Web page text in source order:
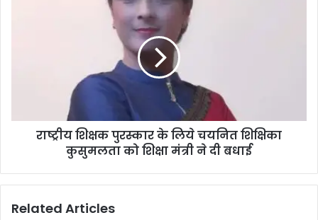
राष्ट्रीय शिक्षक पुरस्कार के लिये चयनित शिक्षिका
कुसुमलता को शिक्षा मंत्री ने दी बधाई
Related Articles